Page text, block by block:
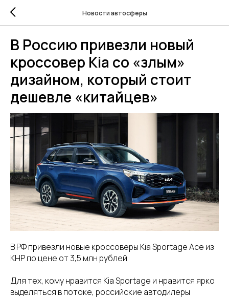
Новости автосферы
В Россию привезли новый
кроссовер Kia со «злым»
дизайном, который стоит
дешевле «китайцев»
В РФ привезли новые кроссоверы Kia Sportage Ace из
КНР по цене от 3,5 млн рублей
Для тех, кому нравится Kia Sportage и нравится ярко
выделяться в потоке, российские автодилеры